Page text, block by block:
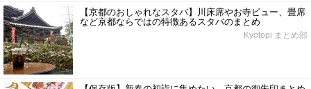
【京都のおしゃれなスタバ】川床席やお寺ビュー、畳席
など京都ならではの特徴あるスタバのまとめ
Kyotopi まとめ部